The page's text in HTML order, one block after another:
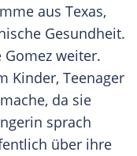
aus Texas,
Gesundheit.
Gomez weiter.
Kinder, Teenager
da sie
sprach
über ihre